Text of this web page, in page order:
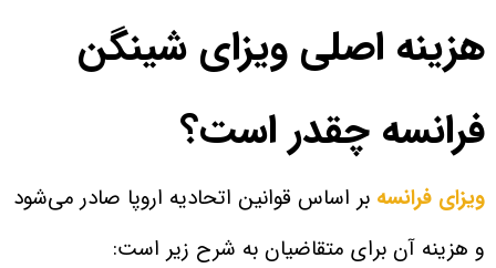
هزینه اصلی ویزای شینگن
فرانسه چقدر است؟
ویزای فرانسه بر اساس قوانین اتحادیه اروپا صادر می‌شود
و هزینه آن برای متقاضیان به شرح زیر است: